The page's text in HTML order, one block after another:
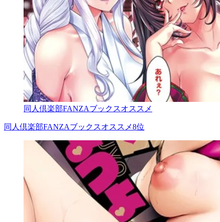
同人倶楽部FANZAブックスオススメ
同人倶楽部FANZAブックスオススメ8位